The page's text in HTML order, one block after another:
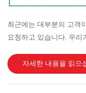
최근에는 대부분의 고객
요청하고 있습니다. 우
비스를 제공합니다.
재치 스위치, 작은 스위
자세한 내용을 읽으